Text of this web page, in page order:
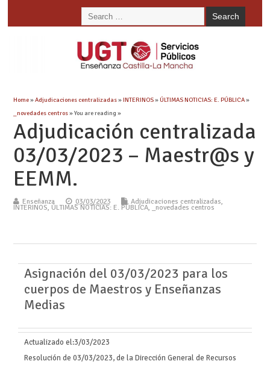
Home»Adjudicaciones centralizadas»INTERINOS»ÚLTIMAS NOTICIAS: E. PÚBLICA»
_novedades centros» You are reading »
Adjudicación centralizada
03/03/2023 – Maestr@s y
EEMM.
Enseñanza 03/03/2023 Adjudicaciones centralizadas,
INTERINOS, ÚLTIMAS NOTICIAS: E. PÚBLICA, _novedades centros
Asignación del 03/03/2023 para los
cuerpos de Maestros y Enseñanzas
Medias
Actualizado el:3/03/2023
Resolución de 03/03/2023, de la Dirección General de Recursos